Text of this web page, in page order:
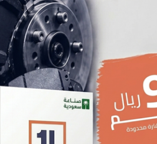
تعامل